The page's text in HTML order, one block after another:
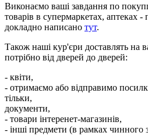
Виконаємо ваші завдання по
товарів в супермаркетах, аптеках -
докладно написано тут.
Також наші кур'єри доставлять на
потрібно від дверей до дверей:
- квіти,
- отримаємо або відправимо
тільки,
документи,
- товари інтеренет-магазинів,
- інші предмети (в рамках чинного